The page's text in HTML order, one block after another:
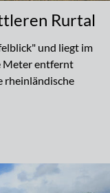
Rurtal
und liegt im
Meter entfernt
rheinländische